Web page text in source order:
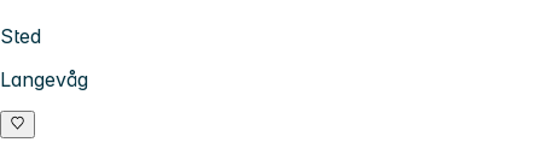
Sted
Langevåg